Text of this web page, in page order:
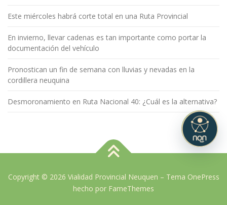
Este miércoles habrá corte total en una Ruta Provincial
En invierno, llevar cadenas es tan importante como portar la
documentación del vehículo
Pronostican un fin de semana con lluvias y nevadas en la
cordillera neuquina
Desmoronamiento en Ruta Nacional 40: ¿Cuál es la alternativa?
Copyright © 2026 Vialidad Provincial Neuquen – Tema OnePress
hecho por FameThemes